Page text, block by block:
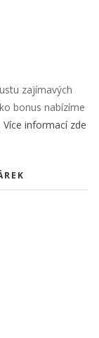
zajímavých
bonus nabízíme
Více informací zde